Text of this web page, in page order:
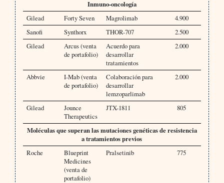
Inmuno-oncología
Gilead
Forty Seven Magrolimab
4.900
Sanofi
Synthorx THOR-707
2.500
Gilead
Arcus (venta
de portafolio)
Acuerdo para
desarrollar
tratamientos
2.000
Abbvie
I-Mab (venta
de portafolio)
Colaboración para
desarrollar
lemzoparlimab
2.000
Gilead
Jounce
Therapeutics
JTX-1811 805
Moléculas que superan las mutaciones genéticas de resistencia
a tratamientos previos
Roche
Blueprint
Medicines
(venta de
portafolio)
Pralsetinib 775